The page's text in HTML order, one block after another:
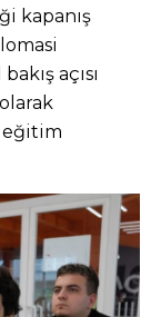
kapanış
açısı
eğitim